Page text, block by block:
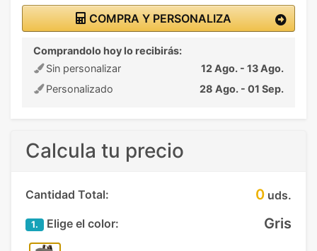
COMPRA Y PERSONALIZA
Comprandolo hoy lo recibirás:
Sin personalizar
12 Ago. - 13 Ago.
Personalizado
28 Ago. - 01 Sep.
Calcula tu precio
Cantidad Total: 0 uds.
1. Elige el color: Gris